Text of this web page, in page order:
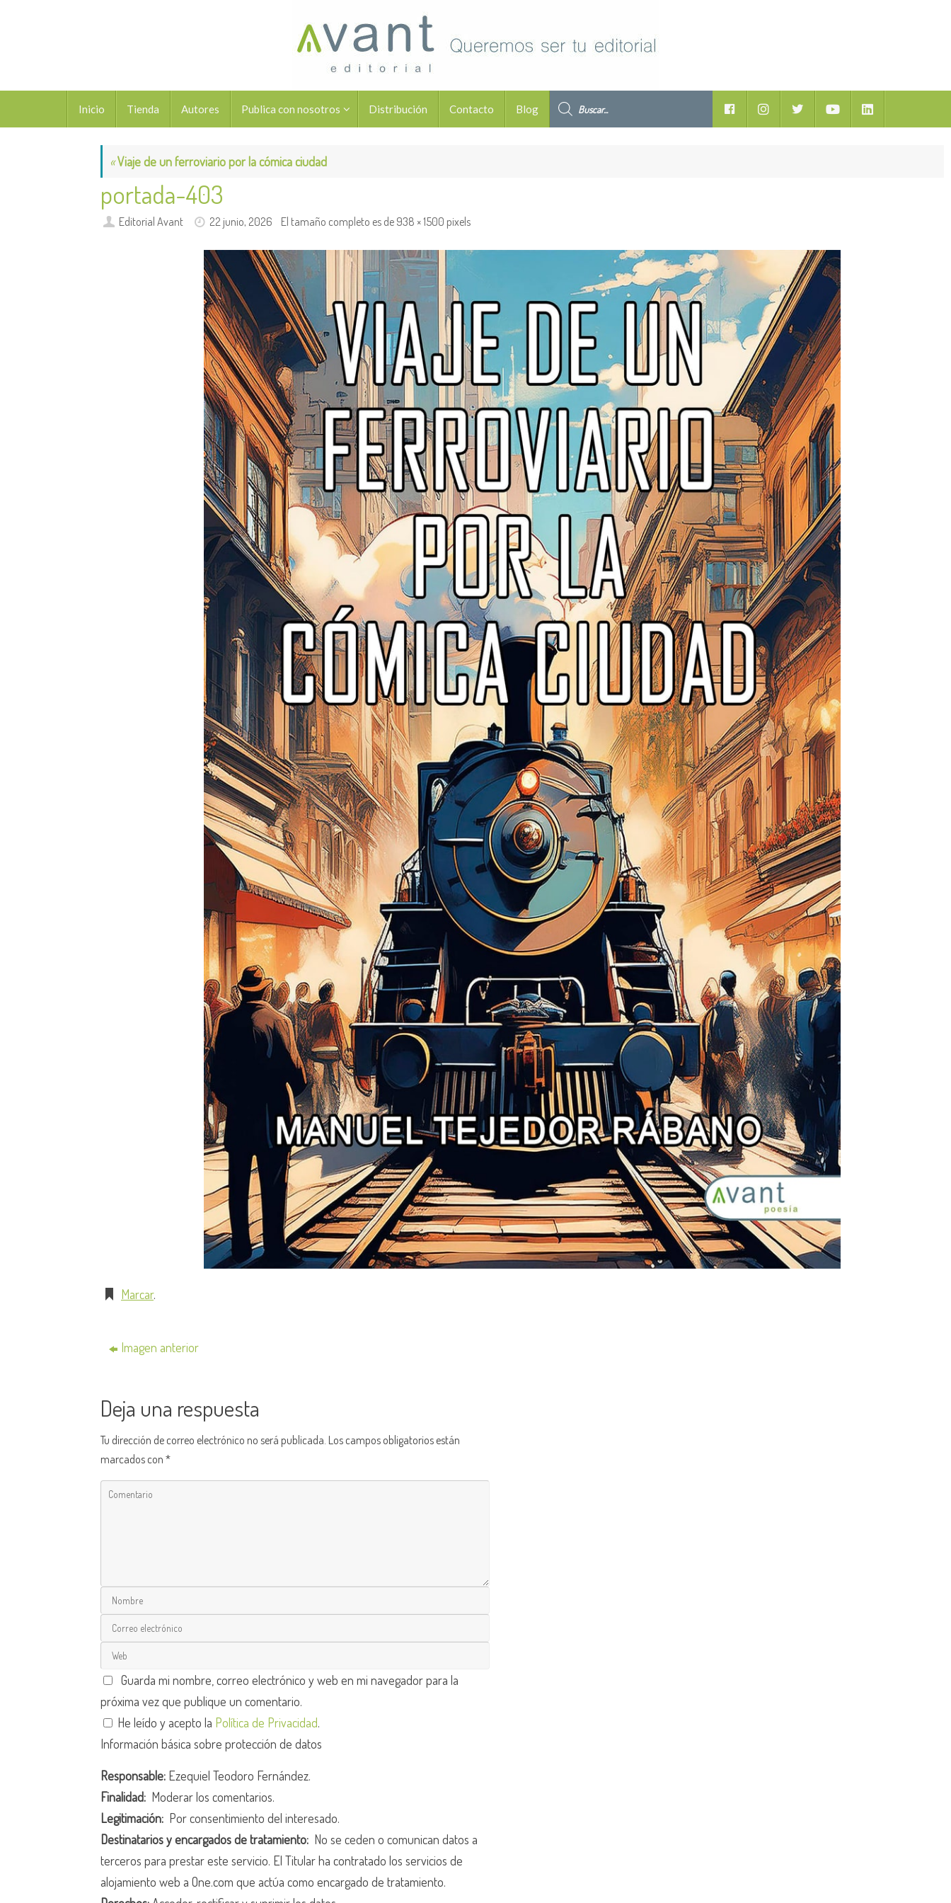
contenido
Inicio Tienda Autores Publica con nosotros Distribución Contacto Blog
Facebook YoutubeLinkedIn
«Viaje de un ferroviario por la cómica ciudad
portada-403
Editorial Avant 22 junio, 2026 El tamaño completo es de938 × 1500 pixels
Marcar.
Imagen anterior
Deja una respuesta
Tu dirección de correo electrónico no será publicada. Los campos obligatorios están
marcados con*
Guarda mi nombre, correo electrónico y web en mi navegador para la
próxima vez que publique un comentario.
He leído y acepto la Política de Privacidad.
Información básica sobre protección de datos
Responsable: Ezequiel Teodoro Fernández.
Finalidad: Moderar los comentarios.
Legitimación: Por consentimiento del interesado.
Destinatarios y encargados de tratamiento: No se ceden o comunican datos a
terceros para prestar este servicio. El Titular ha contratado los servicios de
alojamiento web a One.com que actúa como encargado de tratamiento.